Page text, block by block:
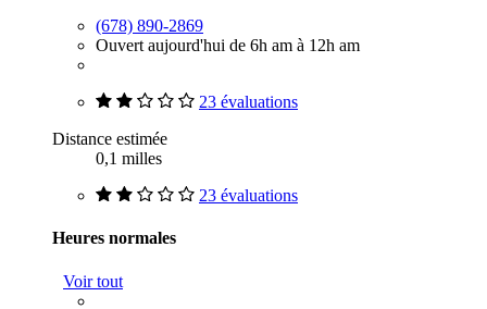
(678) 890-2869
Ouvert aujourd'hui de 6h am à 12h am
23 évaluations
Distance estimée
0,1 milles
23 évaluations
Heures normales
Voir tout